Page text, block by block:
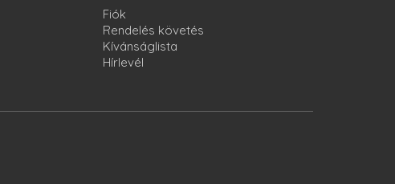
Fiók
Rendelés követés
Kívánságlista
Hírlevél